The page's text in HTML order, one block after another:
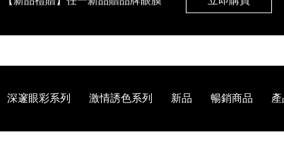
【8/3-8/10限定】明星底妝買1送1 立即購買
深邃眼彩系列 激情誘色系列 新品 暢銷商品 產